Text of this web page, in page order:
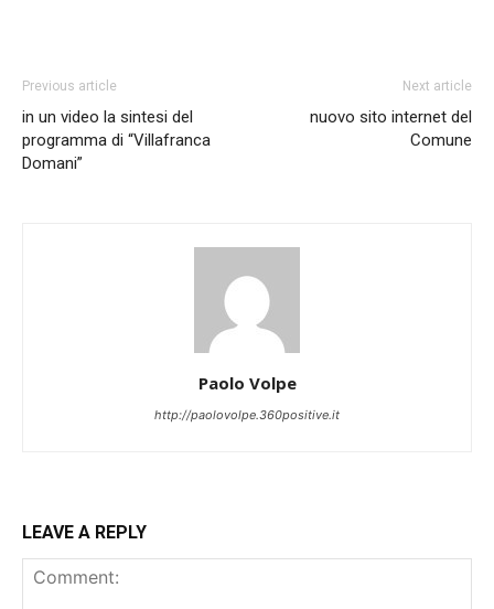
Previous article
in un video la sintesi del
programma di “Villafranca
Domani”
Next article
nuovo sito internet del
Comune
Paolo Volpe
http://paolovolpe.360positive.it
LEAVE A REPLY